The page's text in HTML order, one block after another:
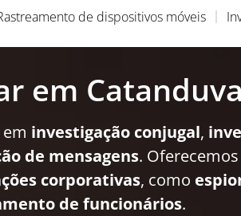
de dispositivos móveis
em
investigação conjugal,
de mensagens. Oferecemos
corporativas, como
de funcionários.